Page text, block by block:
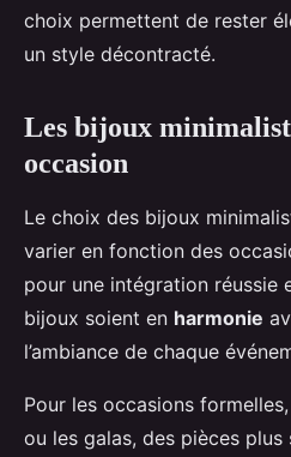
choix permettent de rester
un style décontracté.
Les bijoux
occasion
Le choix des bijoux
varier en fonction des
pour une intégration réussie
bijoux soient en harmonie
l’ambiance de chaque
Pour les occasions
ou les galas, des pièces